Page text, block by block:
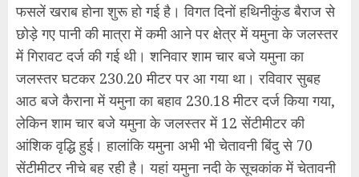
फसलें खराब होना शुरू हो गई है। विगत दिनों हथिनीकुंड बैराज से
छोड़े गए पानी की मात्रा में कमी आने पर क्षेत्र में यमुना के जलस्तर
में गिरावट दर्ज की गई थी। शनिवार शाम चार बजे यमुना का
जलस्तर घटकर 230.20 मीटर पर आ गया था। रविवार सुबह
आठ बजे कैराना में यमुना का बहाव 230.18 मीटर दर्ज किया गया,
लेकिन शाम चार बजे यमुना के जलस्तर में 12 सेंटीमीटर की
आंशिक वृद्धि हुई। हालांकि यमुना अभी भी चेतावनी बिंदु से 70
सेंटीमीटर नीचे बह रही है। यहां यमुना नदी के सूचकांक में चेतावनी